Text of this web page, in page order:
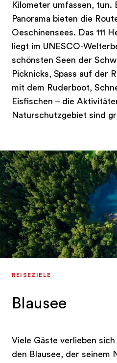
Kilometer umfassen, tun.
Panorama bieten die
Oeschinensees. Das 111
liegt im UNESCO-
schönsten Seen der
Picknicks, Spass auf der
mit dem Ruderboot,
Eisfischen – die
Naturschutzgebiet sind
REISEZIELE
Blausee
Viele Gäste verlieben
den Blausee, der seinem